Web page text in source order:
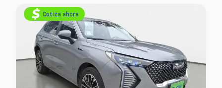
Cotiza ahora